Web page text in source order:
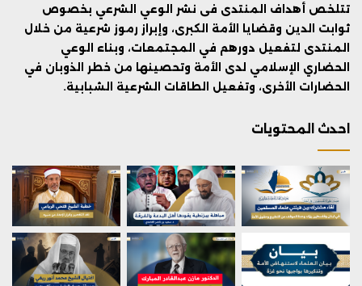
تتلخص أهداف المنتدى فى نشر الوعي الشرعي بخصوص
ثوابت الدين وقضايا الأمة الكبرى، وإبراز رموز شرعية من خلال
المنتدى لتفعيل دورهم في المجتمعات، وبناء الوعي
الحضاري الإسلامي لدى الأمة وتحصينها من خطر الذوبان في
الحضارات الأخرى، وتفعيل الطاقات الشرعية الشبابية.
احدث المحتويات